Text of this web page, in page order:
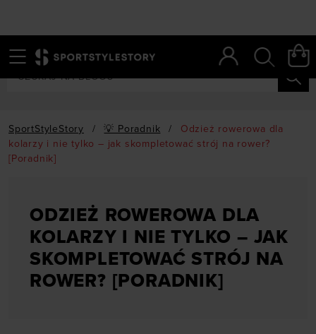
SportStyleStory / 💡 Poradnik /
Odzież rowerowa dla
kolarzy i nie tylko – jak skompletować strój na rower?
[Poradnik]
ODZIEŻ ROWEROWA DLA
KOLARZY I NIE TYLKO – JAK
SKOMPLETOWAĆ STRÓJ NA
ROWER? [PORADNIK]